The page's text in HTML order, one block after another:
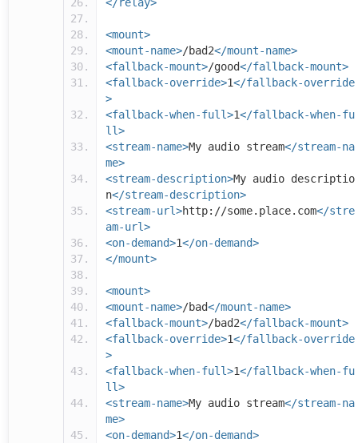
<mount>
<mount-name>/bad2</mount-name>
<fallback-mount>/good</fallback-mount>
<fallback-override>1</fallback-override
>
<fallback-when-full>1</fallback-when-fu
ll>
<stream-name>My audio stream</stream-na
me>
<stream-description>My audio descriptio
n</stream-description>
<stream-url>http://some.place.com</stre
am-url>
<on-demand>1</on-demand>
</mount>
<mount>
<mount-name>/bad</mount-name>
<fallback-mount>/bad2</fallback-mount>
<fallback-override>1</fallback-override
>
<fallback-when-full>1</fallback-when-fu
ll>
<stream-name>My audio stream</stream-na
me>
<on-demand>1</on-demand>